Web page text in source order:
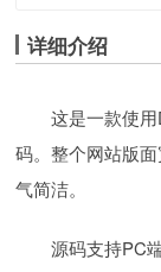
详细介绍
这是一款使
码。整个网站版
气简洁。
源码支持PC